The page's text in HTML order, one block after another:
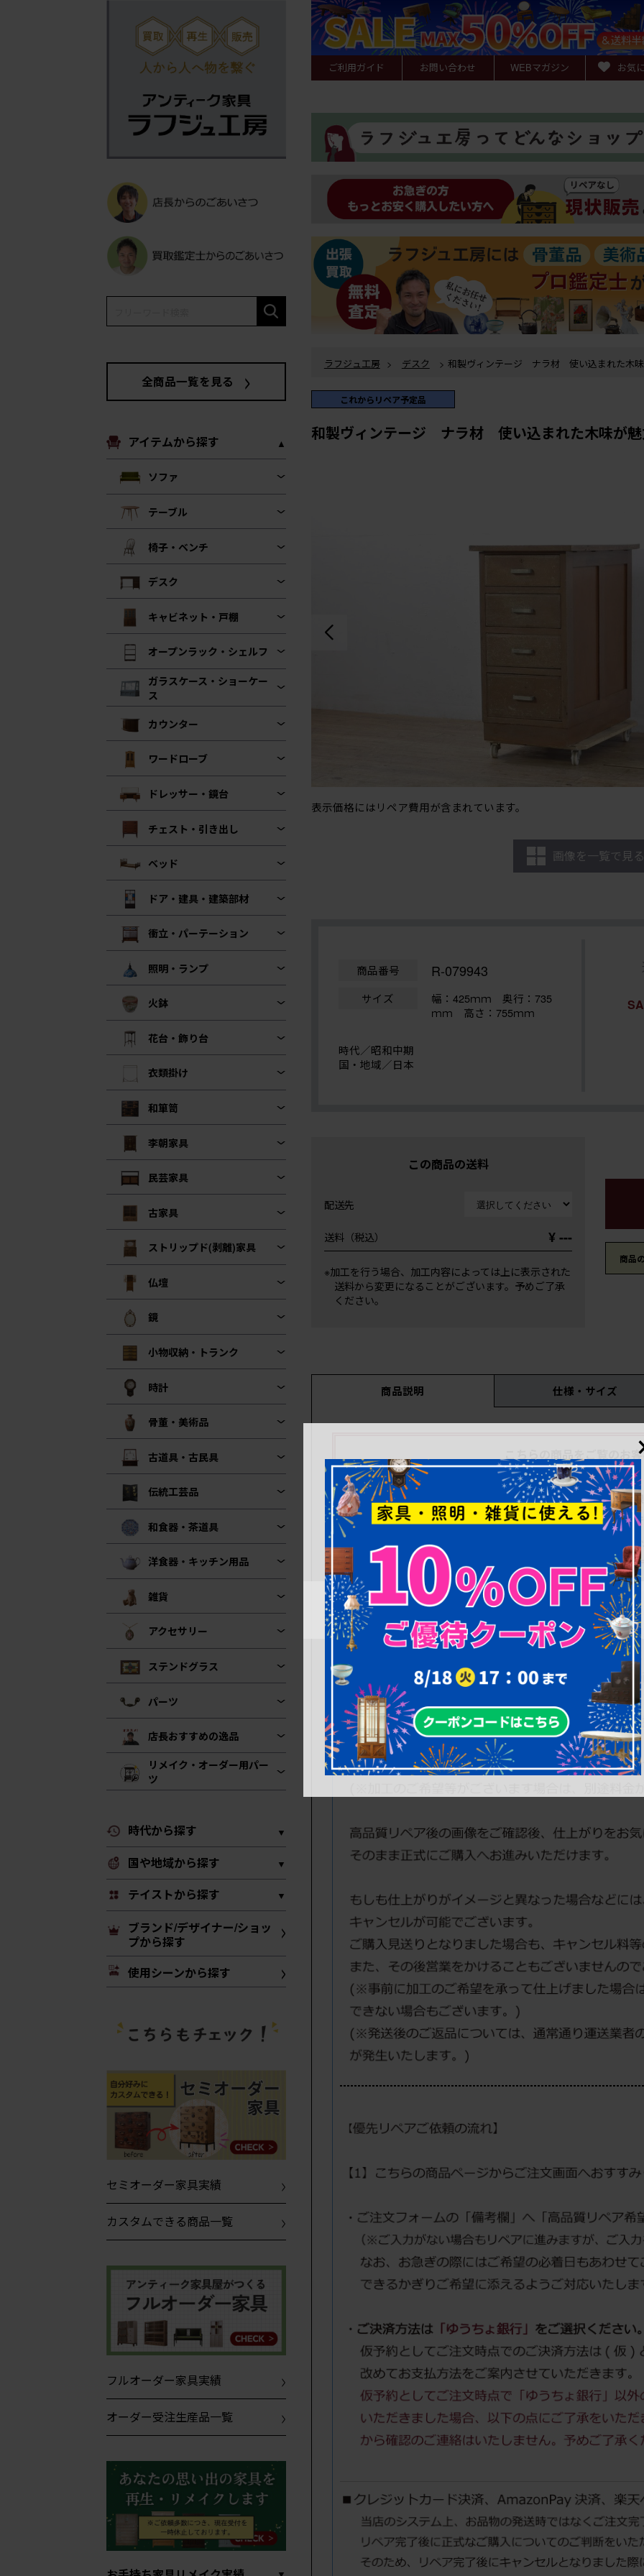
全商品一覧を見る
アイテムから探す
ソファ
テーブル
椅子・ベンチ
デスク
キャビネット・戸棚
オープンラック・シェルフ
ガラスケース・ショーケー
ス
カウンター
ワードローブ
ドレッサー・鏡台
チェスト・引き出し
ベッド
ドア・建具・建築部材
衝立・パーテーション
照明・ランプ
火鉢
花台・飾り台
衣類掛け
和箪笥
李朝家具
民芸家具
古家具
ストリップド(剥離)家具
仏壇
鏡
小物収納・トランク
時計
骨董・美術品
古道具・古民具
伝統工芸品
和食器・茶道具
洋食器・キッチン用品
雑貨
アクセサリー
ステンドグラス
パーツ
店長おすすめの逸品
リメイク・オーダー用パー
ツ
時代から探す
国や地域から探す
テイストから探す
ブランド/デザイナー/ショッ
プから探す
使用シーンから探す
セミオーダー家具実績
カスタムできる商品一覧
フルオーダー家具実績
オーダー受注生産品一覧
ご利用ガイド お問い合わせ WEBマガジン お気
ラフジュ工房 > デスク
まれた木味が魅力の脇机 (R-079943)
これからリペア予定品
和製ヴィンテージ ナラ材 使い込まれた木味が
表示価格にはリペア費用が含まれています。
画像を一覧で見る
商品番号 R-079943
サイズ 幅：425ｍｍ 奥行：735
ｍｍ 高さ：755ｍｍ
時代／昭和中期
国・地域／日本
この商品の送料
配送先
送料（税込） ¥ ---
※加工を行う場合、加工内容によっては上に表示された
送料から変更になることがございます。予めご了承
ください。
商品
商品説明 仕様・サイズ
こちらの商品をご覧のお
こちらの商品に関しましてはサイズや状態など、最低
商品説明文はこれから順次載せる予定
お問い合わせいただければ、優先して
これから高品質リペア予定品